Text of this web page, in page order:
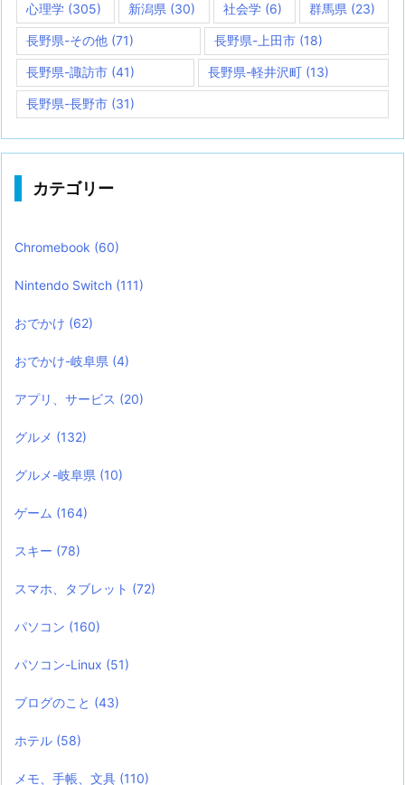
心理学 (305) 新潟県 (30) 社会学(6) 群馬県 (23)
長野県-その他 (71) 長野県-上田市(18)
長野県-諏訪市 (41) 長野県-軽井沢町 (13)
長野県-長野市 (31)
カテゴリー
Chromebook (60)
Nintendo Switch (111)
おでかけ (62)
おでかけ-岐阜県 (4)
アプリ、サービス (20)
グルメ (132)
グルメ-岐阜県 (10)
ゲーム (164)
スキー (78)
スマホ、タブレット (72)
パソコン (160)
パソコン-Linux (51)
ブログのこと (43)
ホテル (58)
メモ、手帳、文具 (110)